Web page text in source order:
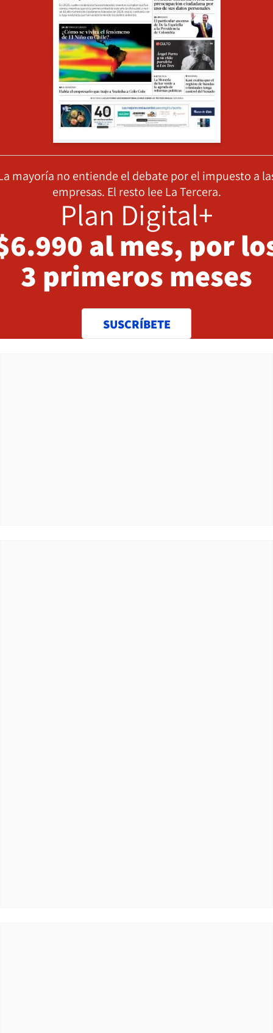
mayoría no entiende el debate por el impuesto a
empresas. El resto lee La Tercera.
Plan Digital+
al mes, por
3 primeros meses
SUSCRÍBETE